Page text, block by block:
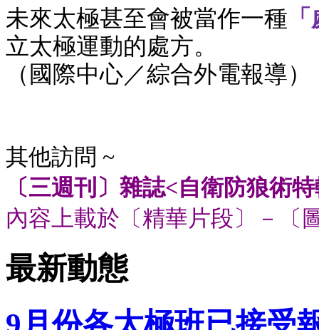
未來太極甚至會被當作一種
立太極運動的處方。
（國際中心／綜合外電報導）
其他訪問 ~
〔三週刊〕雜誌<自衛防狼術
內容上載於〔精華片段〕－〔
最新動態